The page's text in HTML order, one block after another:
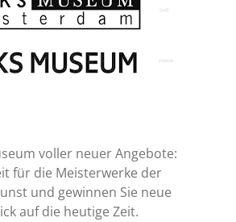
voller neuer Angebote:
für die Meisterwerke der
und gewinnen Sie neue
auf die heutige Zeit.